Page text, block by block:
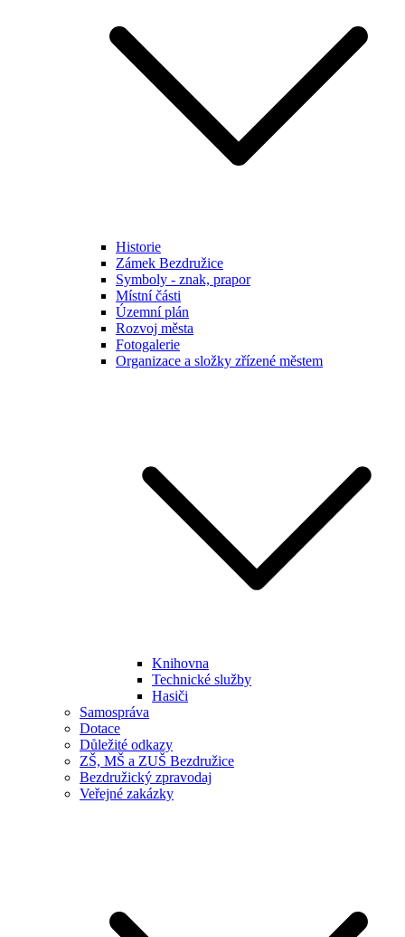
Historie
Zámek Bezdružice
Symboly - znak, prapor
Místní části
Územní plán
Rozvoj města
Fotogalerie
Organizace a složky zřízené městem
Knihovna
Technické služby
Hasiči
Samospráva
Dotace
Důležité odkazy
ZŠ, MŠ a ZUŠ Bezdružice
Bezdružický zpravodaj
Veřejné zakázky